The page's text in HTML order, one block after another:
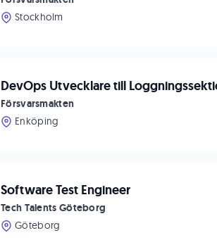
Stockholm
DevOps Utvecklare till
Försvarsmakten
Enköping
Software Test Engineer
Tech Talents Göteborg
Göteborg